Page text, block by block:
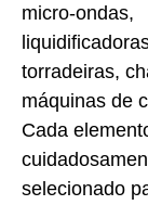
micro-ondas,
torradeiras,
máquinas de
Cada
selecionado